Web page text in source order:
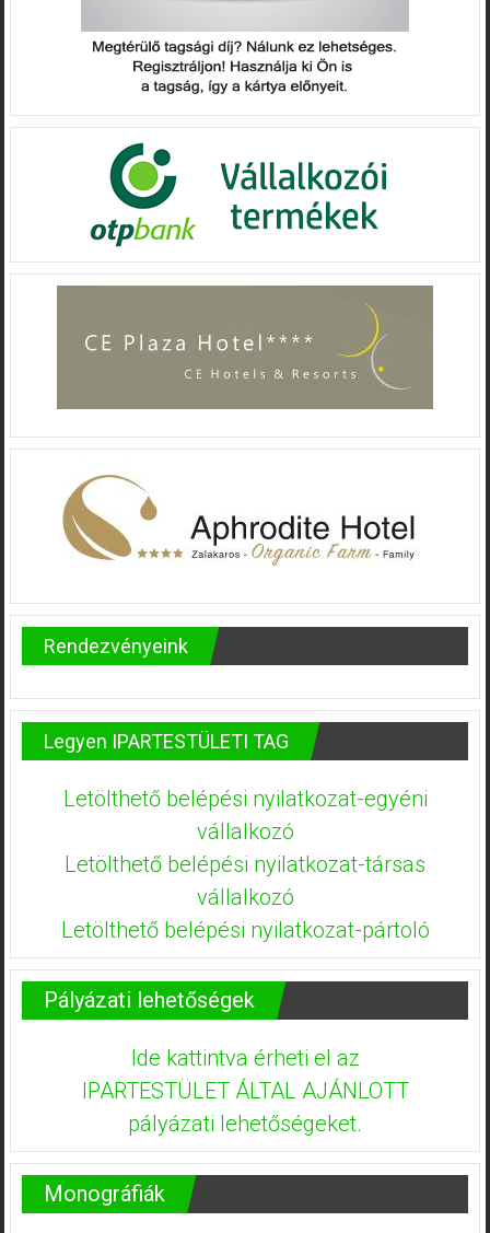
Rendezvényeink
Legyen IPARTESTÜLETI TAG
Letölthető belépési nyilatkozat-egyéni
vállalkozó
Letölthető belépési nyilatkozat-társas
vállalkozó
Letölthető belépési nyilatkozat-pártoló
Pályázati lehetőségek
Ide kattintva érheti el az
IPARTESTÜLET ÁLTAL AJÁNLOTT
pályázati lehetőségeket.
Monográfiák